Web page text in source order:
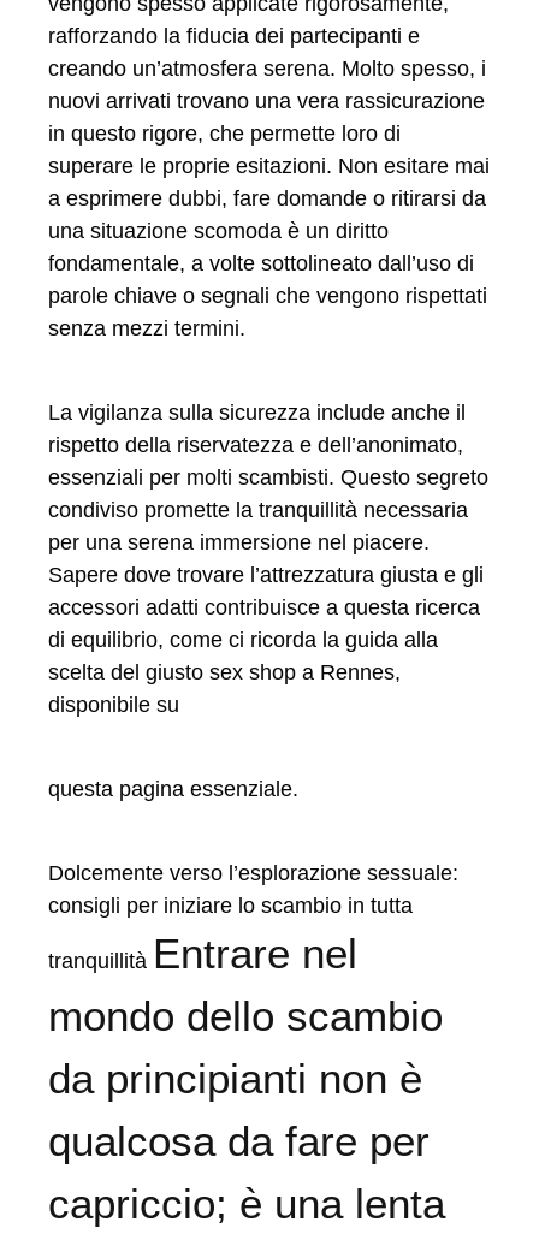
rafforzando la fiducia dei partecipanti e
creando un’atmosfera serena. Molto spesso, i
nuovi arrivati ​​trovano una vera rassicurazione
in questo rigore, che permette loro di
superare le proprie esitazioni. Non esitare mai
a esprimere dubbi, fare domande o ritirarsi da
una situazione scomoda è un diritto
fondamentale, a volte sottolineato dall’uso di
parole chiave o segnali che vengono rispettati
senza mezzi termini.
La vigilanza sulla sicurezza include anche il
rispetto della riservatezza e dell’anonimato,
essenziali per molti scambisti. Questo segreto
condiviso promette la tranquillità necessaria
per una serena immersione nel piacere.
Sapere dove trovare l’attrezzatura giusta e gli
accessori adatti contribuisce a questa ricerca
di equilibrio, come ci ricorda la guida alla
scelta del giusto sex shop a Rennes,
disponibile su
questa pagina essenziale.
Dolcemente verso l’esplorazione sessuale:
consigli per iniziare lo scambio in tutta
tranquillità Entrare nel
mondo dello scambio
da principianti non è
qualcosa da fare per
capriccio; è una lenta